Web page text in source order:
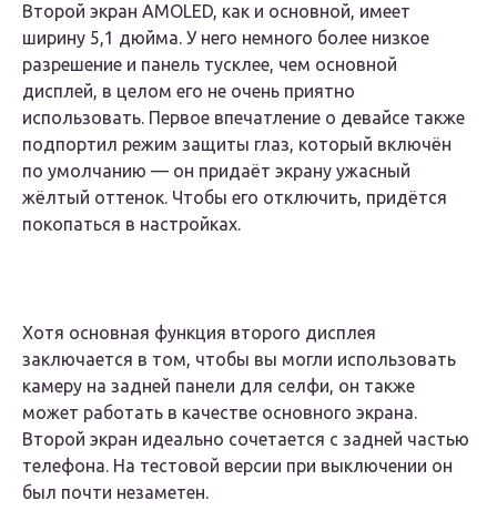
Второй экран AMOLED, как и основной, имеет
ширину 5,1 дюйма. У него немного более низкое
разрешение и панель тусклее, чем основной
дисплей, в целом его не очень приятно
использовать. Первое впечатление о девайсе также
подпортил режим защиты глаз, который включён
по умолчанию — он придаёт экрану ужасный
жёлтый оттенок. Чтобы его отключить, придётся
покопаться в настройках.
Хотя основная функция второго дисплея
заключается в том, чтобы вы могли использовать
камеру на задней панели для селфи, он также
может работать в качестве основного экрана.
Второй экран идеально сочетается с задней частью
телефона. На тестовой версии при выключении он
был почти незаметен.